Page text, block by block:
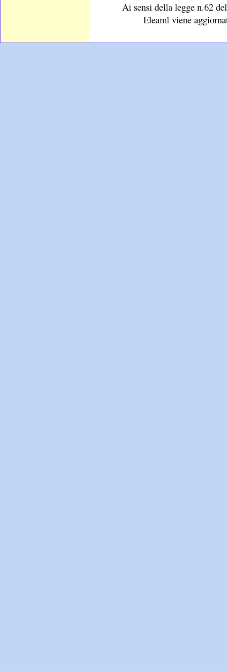
Ai sensi della legge n.62
Eleaml viene